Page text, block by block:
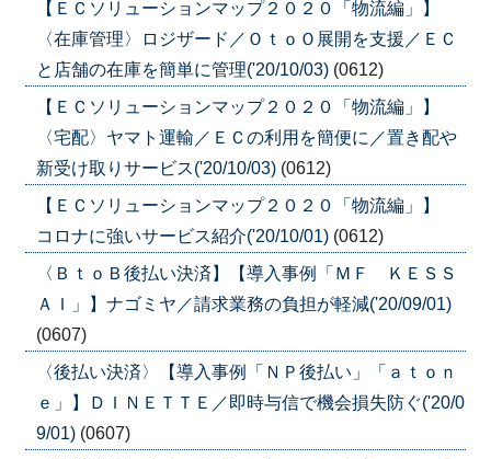
【ＥＣソリューションマップ２０２０「物流編」】
〈在庫管理〉ロジザード／ＯｔｏＯ展開を支援／ＥＣ
と店舗の在庫を簡単に管理('20/10/03) (0612)
【ＥＣソリューションマップ２０２０「物流編」】
〈宅配〉ヤマト運輸／ＥＣの利用を簡便に／置き配や
新受け取りサービス('20/10/03) (0612)
【ＥＣソリューションマップ２０２０「物流編」】
コロナに強いサービス紹介('20/10/01) (0612)
〈ＢｔｏＢ後払い決済】【導入事例「ＭＦ ＫＥＳＳ
ＡＩ」】ナゴミヤ／請求業務の負担が軽減('20/09/01)
(0607)
〈後払い決済〉【導入事例「ＮＰ後払い」「ａｔｏｎ
ｅ」】ＤＩＮＥＴＴＥ／即時与信で機会損失防ぐ('20/0
9/01) (0607)